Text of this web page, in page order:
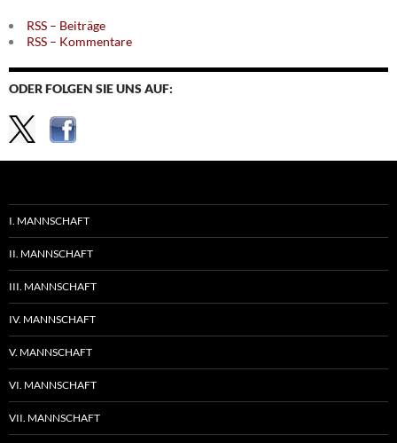
RSS – Beiträge
RSS – Kommentare
ODER FOLGEN SIE UNS AUF:
I. MANNSCHAFT
II. MANNSCHAFT
III. MANNSCHAFT
IV. MANNSCHAFT
V. MANNSCHAFT
VI. MANNSCHAFT
VII. MANNSCHAFT